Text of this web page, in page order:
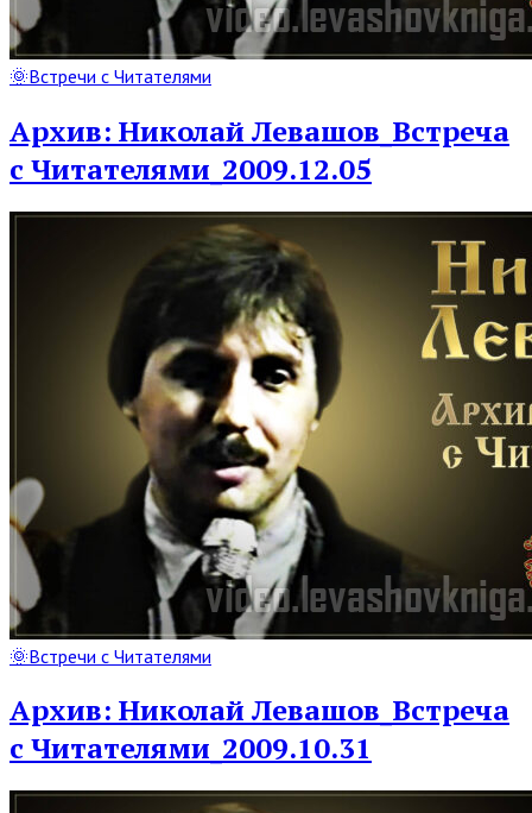
Read
Post
🌞Встречи с Читателями
Архив: Николай Левашов_Встреча
с Читателями_2009.12.05
Read
Post
🌞Встречи с Читателями
Архив: Николай Левашов_Встреча
с Читателями_2009.10.31